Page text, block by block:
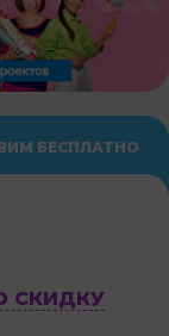
БЕСПЛАТНО
СКИДКУ